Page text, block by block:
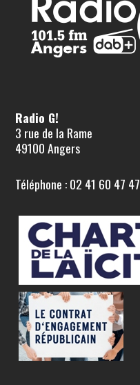
Radio G!
3 rue de la Rame
49100 Angers
Téléphone : 02 41 60 47 47